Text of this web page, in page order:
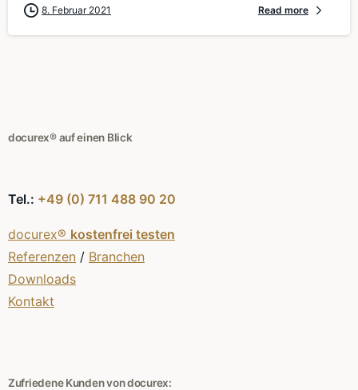
8. Februar 2021 Read more
docurex® auf einen Blick
Tel.: +49 (0) 711 488 90 20
docurex® kostenfrei testen
Referenzen / Branchen
Downloads
Kontakt
Zufriedene Kunden von docurex: